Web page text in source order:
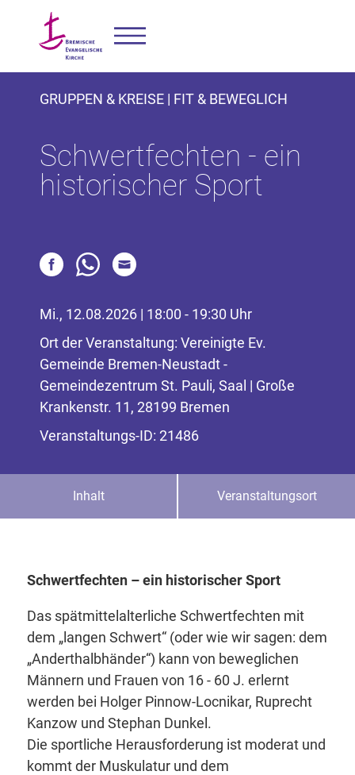
GRUPPEN & KREISE | FIT & BEWEGLICH
Schwertfechten - ein
historischer Sport
Mi., 12.08.2026 | 18:00 - 19:30 Uhr
Ort der Veranstaltung: Vereinigte Ev.
Gemeinde Bremen-Neustadt -
Gemeindezentrum St. Pauli, Saal | Große
Krankenstr. 11, 28199 Bremen
Veranstaltungs-ID: 21486
Inhalt Veranstaltungsort
Schwertfechten – ein historischer Sport
Das spätmittelalterliche Schwertfechten mit
dem „langen Schwert“ (oder wie wir sagen: dem
„Anderthalbhänder“) kann von beweglichen
Männern und Frauen von 16 - 60 J. erlernt
werden bei Holger Pinnow-Locnikar, Ruprecht
Kanzow und Stephan Dunkel.
Die sportliche Herausforderung ist moderat und
kommt der Muskulatur und dem